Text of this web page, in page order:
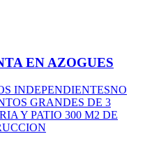
EN AZOGUES
INDEPENDIENTESNO
GRANDES DE 3
Y PATIO 300 M2 DE